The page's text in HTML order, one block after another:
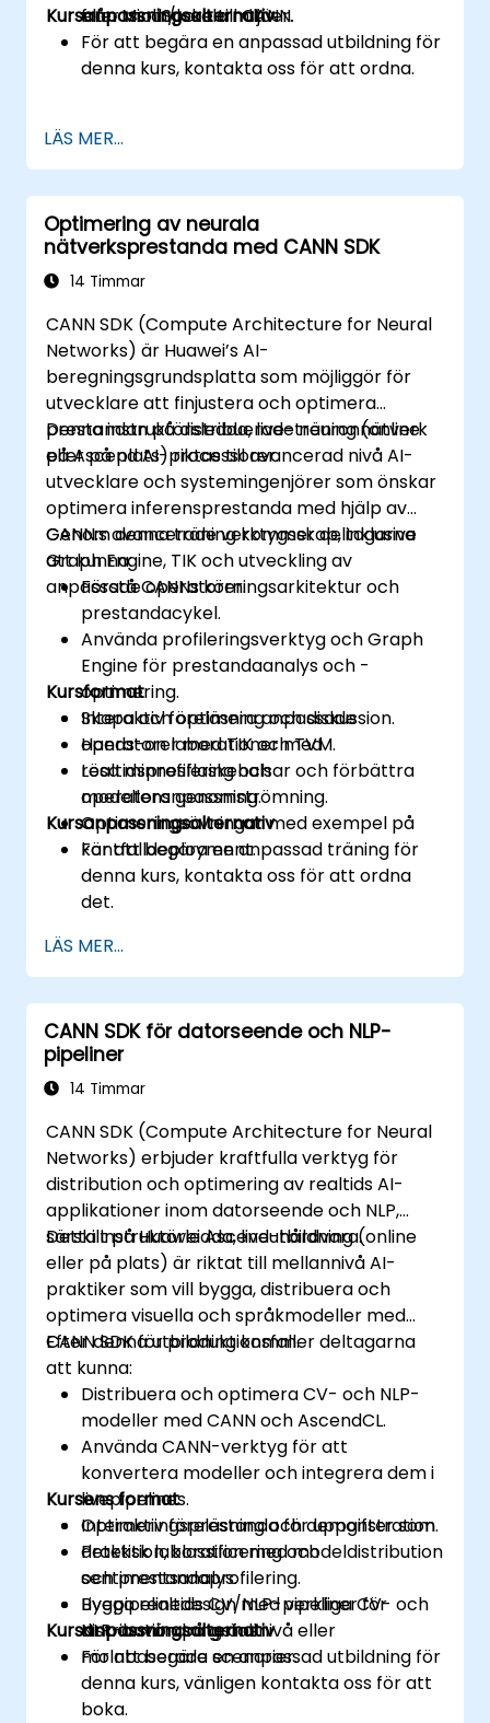
eller moln/lokala miljöer.
från MindSpore till CANN.
Kursanpassningsalternativ
För att begära en anpassad utbildning för
denna kurs, kontakta oss för att ordna.
LÄS MER...
Optimering av neurala
nätverksprestanda med CANN SDK
14 Timmar
CANN SDK (Compute Architecture for Neural
Networks) är Huawei’s AI-
beregningsgrundsplatta som möjliggör för
utvecklare att finjustera och optimera
prestandan på distribuerade neuronnätverk
på Ascend AI-processorer.
Denna instruktörsledda, live-träning (online
eller på plats) riktas till avancerad nivå AI-
utvecklare och systemingenjörer som önskar
optimera inferensprestanda med hjälp av
CANN:s avancerade verktygsskap, inklusive
Graph Engine, TIK och utveckling av
anpassade operatorer.
Genom denna träning kommer deltagarna
att kunna:
Förstå CANNs körningsarkitektur och
prestandacykel.
Använda profileringsverktyg och Graph
Engine för prestandaanalys och -
optimering.
Skapa och optimera anpassade
operatorer med TIK och TVM.
Lösa minnesflaskehalsar och förbättra
modellens genomströmning.
Kursformat
Interaktiv föreläsning och diskussion.
Hands-on laborationer med
realtidsprofilering och
operatoranpassning.
Optimeringsövningar med exempel på
kantfalldeployment.
Kursanpassningsalternativ
För att begära en anpassad träning för
denna kurs, kontakta oss för att ordna
det.
LÄS MER...
CANN SDK för datorseende och NLP-
pipeliner
14 Timmar
CANN SDK (Compute Architecture for Neural
Networks) erbjuder kraftfulla verktyg för
distribution och optimering av realtids AI-
applikationer inom datorseende och NLP,
särskilt på Huawei Ascend-hårdvara.
Detta instruktörledda, liveutbildning (online
eller på plats) är riktat till mellannivå AI-
praktiker som vill bygga, distribuera och
optimera visuella och språkmodeller med
CANN SDK för produktionsfall.
Efter denna utbildning kommer deltagarna
att kunna:
Distribuera och optimera CV- och NLP-
modeller med CANN och AscendCL.
Använda CANN-verktyg för att
konvertera modeller och integrera dem i
livepipelines.
Optimeringsprestanda för uppgifter som
detektion, klassificering och
sentimentsanalys.
Bygga realtids CV/NLP-pipeliner för
distribution på gränsnivå eller
molnbaserade scenarier.
Kursens format
Interaktiv föreläsning och demonstration.
Praktisk laboration med modeldistribution
och prestandaprofilering.
Livepipelinedesign med verkliga CV- och
NLP-användningsfall.
Kursanpassningsalternativ
För att begära en anpassad utbildning för
denna kurs, vänligen kontakta oss för att
boka.